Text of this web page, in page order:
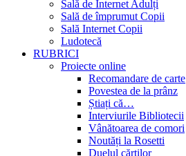
Sală de Internet Adulți
Sală de împrumut Copii
Sală Internet Copii
Ludotecă
RUBRICI
Proiecte online
Recomandare de carte
Povestea de la prânz
Știați că…
Interviurile Bibliotecii
Vânătoarea de comori
Noutăți la Rosetti
Duelul cărților